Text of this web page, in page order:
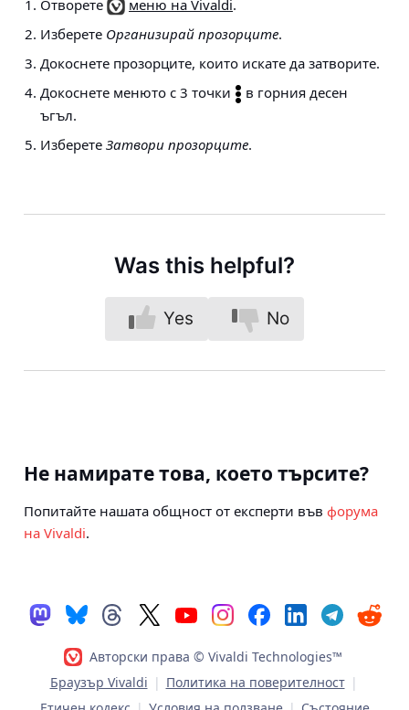
Отворете
меню на Vivaldi.
Изберете Организирай прозорците.
Докоснете прозорците, които искате да затворите.
Докоснете менюто с 3 точки
в горния десен
ъгъл.
Изберете Затвори прозорците.
Was this helpful?
Yes No
Не намирате това, което търсите?
Попитайте нашата общност от експерти във форума
на Vivaldi.
Авторски права © Vivaldi Technologies™
Браузър Vivaldi | Политика на поверителност |